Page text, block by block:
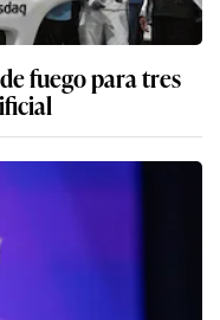
fuego para tres